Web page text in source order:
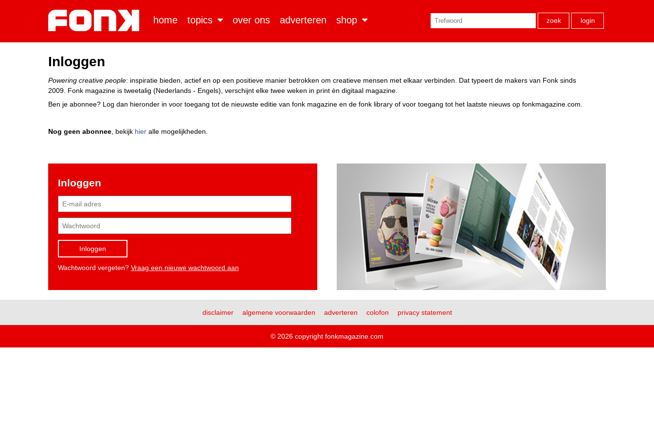
home topics over ons adverteren shop zoek login
Inloggen
Powering creative people: inspiratie bieden, actief en op een positieve manier betrokken om creatieve mensen met elkaar verbinden. Dat typeert de makers van Fonk sinds
2009. Fonk magazine is tweetalig (Nederlands - Engels), verschijnt elke twee weken in print èn digitaal magazine.
Ben je abonnee? Log dan hieronder in voor toegang tot de nieuwste editie van fonk magazine en de fonk library of voor toegang tot het laatste nieuws op fonkmagazine.com.
Nog geen abonnee , bekijk hier alle mogelijkheden.
Inloggen
Inloggen
Wachtwoord vergeten? Vraag een nieuwe wachtwoord aan
disclaimer algemene voorwaarden adverteren colofon privacy statement
© 2026 copyright fonkmagazine.com